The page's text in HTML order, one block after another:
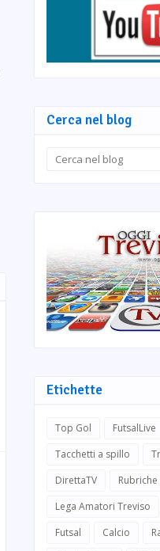
Cerca nel blog
Etichette
Top Gol FutsalLive
Tacchetti a spillo
DirettaTV
Rubriche
Lega Amatori Treviso
Futsal
Calcio